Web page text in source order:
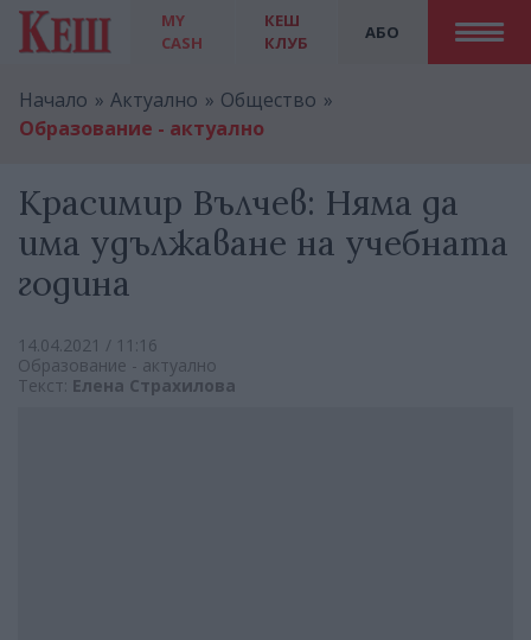
MY
CASH
АБО
КЕШ
КЛУБ
Начало Актуално
Общество
Образование - актуално
Красимир Вълчев: Няма да
има удължаване на учебната
година
14.04.2021 / 11:16
Образование - актуално
Текст: Елена Страхилова